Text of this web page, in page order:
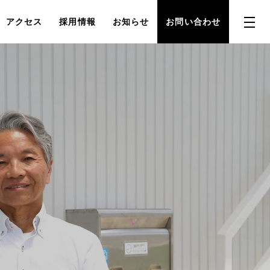
アクセス 採用情報 お知らせ お問い合わせ